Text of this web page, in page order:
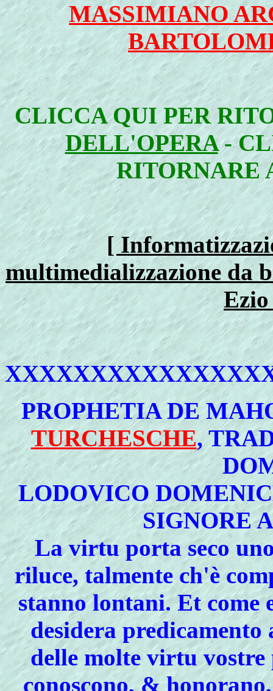
MASSIMIANO
CLICCA QUI PER
DELL'OPERA-
RITORNARE
[
multimedializzazione da
PROPHETIA DE
TURCHESCHE,
LODOVICO
SIGNORE
La virtu porta seco
riluce, talmente ch'è
stanno lontani. Et come
desidera
delle molte virtu
conoscono, &